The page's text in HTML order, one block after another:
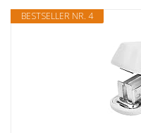
BESTSELLER NR. 4